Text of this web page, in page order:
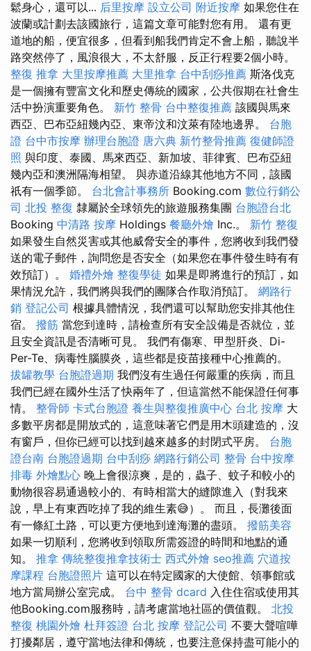
鬆身心，還可以... 后里按摩 設立公司 附近按摩 如果您住在
波蘭或計劃去該國旅行，這篇文章可能對您有用。 還有更
道地的船，便宜很多，但看到船我們肯定不會上船，聽說半
路突然停了，風浪很大，不太舒服，反正行程要2個小時。
整復 推拿 大里按摩推薦 大里推拿 台中刮痧推薦 斯洛伐克
是一個擁有豐富文化和歷史傳統的國家，公共假期在社會生
活中扮演重要角色。 新竹 整骨 台中整復推薦 該國與馬來
西亞、巴布亞紐幾內亞、東帝汶和汶萊有陸地邊界。 台胞
證 台中市按摩 辦理台胞證 唐六典 新竹整骨推薦 復健師證
照 與印度、泰國、馬來西亞、新加坡、菲律賓、巴布亞紐
幾內亞和澳洲隔海相望。 與赤道沿線其他地方不同，該國
祇有一個季節。 台北會計事務所 Booking.com 數位行銷公
司 北投 整復 隸屬於全球領先的旅遊服務集團 台胞證台北
Booking 中清路 按摩 Holdings 餐廳外燴 Inc.。 新竹 整復
如果發生自然災害或其他威脅安全的事件，您將收到我們發
送的電子郵件，詢問您是否安全（如果您在事件發生時有有
效預訂）。 婚禮外燴 整復學徒 如果是即將進行的預訂，如
果情況允許，我們將與我們的團隊合作取消預訂。 網路行
銷 登記公司 根據具體情況，我們還可以幫助您安排其他住
宿。 撥筋 當您到達時，請檢查所有安全設備是否就位，並
且安全資訊是否清晰可見。 我們有傷寒、甲型肝炎、Di-
Per-Te、病毒性腦膜炎，這些都是疫苗接種中心推薦的。
拔罐教學 台胞證過期 我們沒有生過任何嚴重的疾病，而且
我們已經在國外生活了快兩年了，但這當然不能保證任何事
情。 整骨師 卡式台胞證 養生與整復推廣中心 台北 按摩 大
多數平房都是開放式的，這意味著它們是用木頭建造的，沒
有窗戶，但你已經可以找到越來越多的封閉式平房。 台胞
證台南 台胞證過期 台中刮痧 網路行銷公司 整骨 台中按摩
排毒 外燴點心 晚上會很涼爽，是的，蟲子、蚊子和較小的
動物很容易通過較小的、有時相當大的縫隙進入（對我來
說，早上有東西吃掉了我的維生素😅）。 而且，長灘後面
有一條紅土路，可以更方便地到達海灘的盡頭。 撥筋美容
如果一切順利，您將收到領取所需簽證的時間和地點的通
知。 推拿 傳統整復推拿技術士 西式外燴 seo推薦 穴道按
摩課程 台胞證照片 這可以在特定國家的大使館、領事館或
地方當局辦公室完成。 台中 整骨 dcard 入住住宿或使用其
他Booking.com服務時，請考慮當地社區的價值觀。 北投
整復 桃園外燴 杜拜簽證 台北 按摩 登記公司 不要大聲喧嘩
打擾鄰居，遵守當地法律和傳統，也要注意保持盡可能小的